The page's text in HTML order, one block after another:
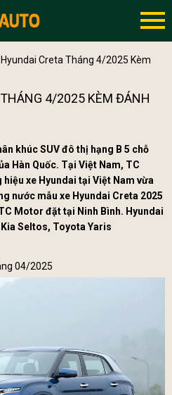
Hyundai Creta Tháng 4/2025 Kèm
THÁNG 4/2025 KÈM ĐÁNH
khúc SUV đô thị hạng B 5 chỗ
Hàn Quốc. Tại Việt Nam, TC
xe Hyundai tại Việt Nam vừa
nước mẫu xe Hyundai Creta 2025
Motor đặt tại Ninh Bình. Hyundai
Seltos, Toyota Yaris
04/2025